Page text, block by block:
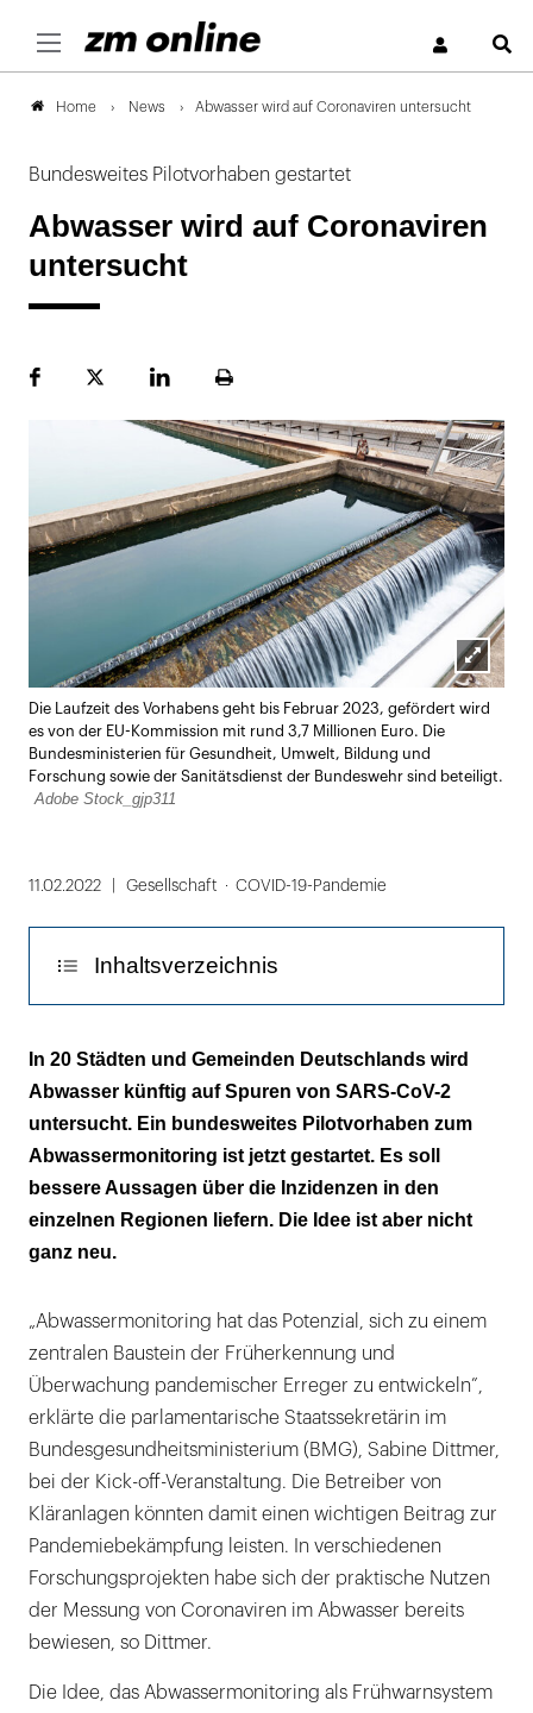
Home News Abwasser wird auf Coronaviren untersucht
Bundesweites Pilotvorhaben gestartet
Abwasser wird auf Coronaviren
untersucht
FacebookPlattformLinekdInSeite
Lightbox
öffnen
Die Laufzeit des Vorhabens geht bis Februar 2023, gefördert wird
es von der EU-Kommission mit rund 3,7 Millionen Euro. Die
Bundesministerien für Gesundheit, Umwelt, Bildung und
Forschung sowie der Sanitätsdienst der Bundeswehr sind beteiligt.
Adobe Stock_gjp311
11.02.2022 Gesellschaft COVID-19-Pandemie
Inhaltsverzeichnis
Regelmäẞige Abwasserproben aus
Klärwerken
Auch der Nachweis weiterer Erreger soll
geprüft werden
In 20 Städten und Gemeinden Deutschlands wird
Abwasser künftig auf Spuren von SARS-CoV-2
untersucht. Ein bundesweites Pilotvorhaben zum
Abwassermonitoring ist jetzt gestartet. Es soll
bessere Aussagen über die Inzidenzen in den
einzelnen Regionen liefern. Die Idee ist aber nicht
ganz neu.
„Abwassermonitoring hat das Potenzial, sich zu einem
zentralen Baustein der Früherkennung und
Überwachung pandemischer Erreger zu entwickeln”,
erklärte die parlamentarische Staatssekretärin im
Bundesgesundheitsministerium (BMG), Sabine Dittmer,
bei der Kick-off-Veranstaltung. Die Betreiber von
Kläranlagen könnten damit einen wichtigen Beitrag zur
Pandemiebekämpfung leisten. In verschiedenen
Forschungsprojekten habe sich der praktische Nutzen
der Messung von Coronaviren im Abwasser bereits
bewiesen, so Dittmer.
Die Idee, das Abwassermonitoring als Frühwarnsystem